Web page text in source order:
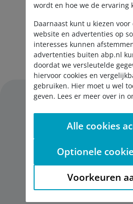
Aanmelden
Disclaimer
Cookies
wordt en hoe we de ervaring
Daarnaast kunt u kiezen
website en advertenties op
interesses kunnen
advertenties buiten abp.nl
doordat we versleutelde
hiervoor cookies en
gebruiken. Hier moet u wel
geven. Lees er meer over in
Alle cookies
Optionele
Voorkeuren